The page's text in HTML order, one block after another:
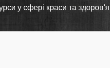
у сфері краси та здоров'я